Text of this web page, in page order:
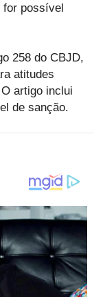
for possível
258 do CBJD,
atitudes
artigo inclui
de sanção.